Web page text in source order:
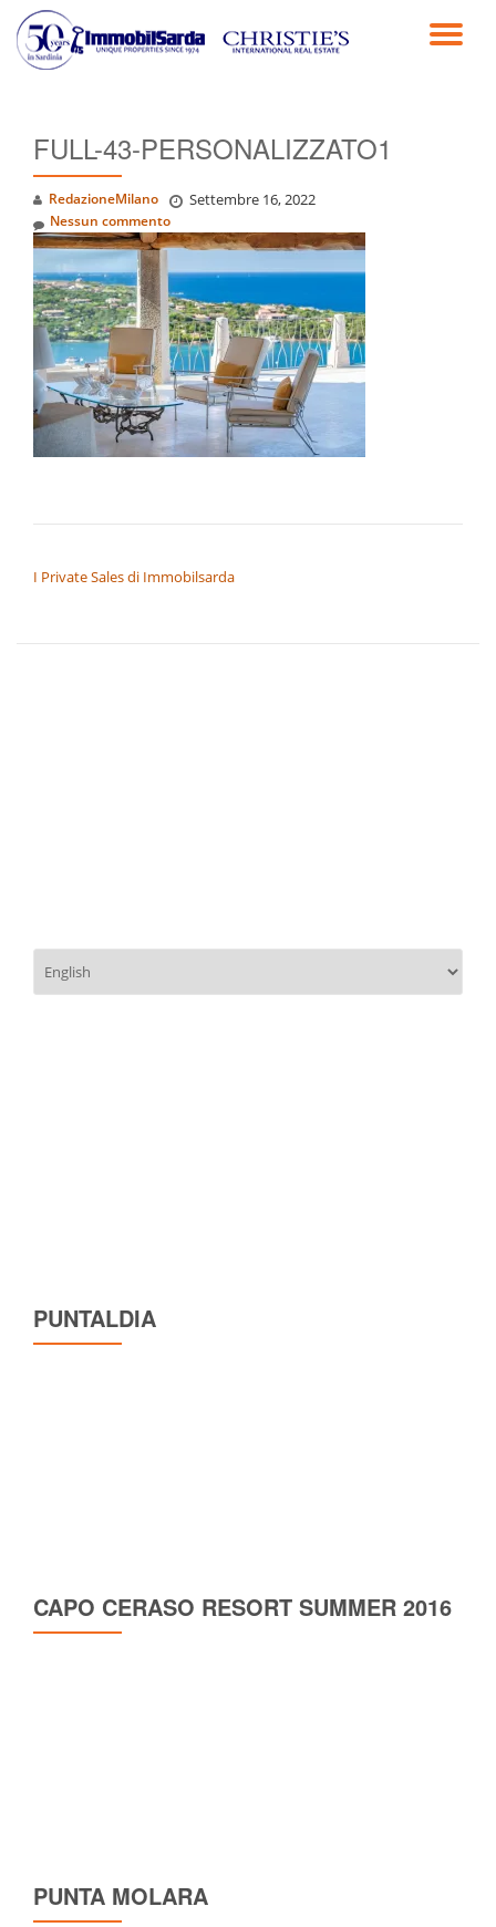
Passa
FULL-43-PERSONALIZZATO1
RedazioneMilano Settembre 16, 2022
Nessun commento
I Private Sales di Immobilsarda
una
PUNTALDIA
CAPO CERASO RESORT SUMMER 2016
PUNTA MOLARA